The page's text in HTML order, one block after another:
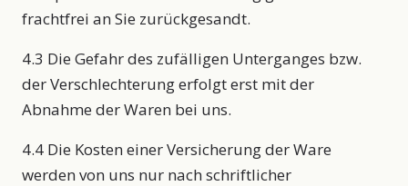
frachtfrei an Sie zurückgesandt.
4.3 Die Gefahr des zufälligen Unterganges bzw.
der Verschlechterung erfolgt erst mit der
Abnahme der Waren bei uns.
4.4 Die Kosten einer Versicherung der Ware
werden von uns nur nach schriftlicher